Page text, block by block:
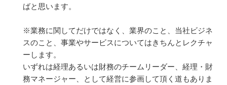
ばと思います。
※業務に関してだけではなく、業界のこと、当社ビジネ
スのこと、事業やサービスについてはきちんとレクチャ
ーします。
いずれは経理あるいは財務のチームリーダー、経理・財
務マネージャー、として経営に参画して頂く道もありま